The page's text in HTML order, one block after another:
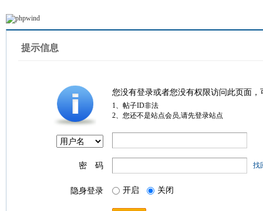
提示信息
您没有登录或者您没有权限访问此页面
1、帖子ID非法
2、您还不是站点会员,请先登录站点
密 码 找
隐身登录 开启 关闭